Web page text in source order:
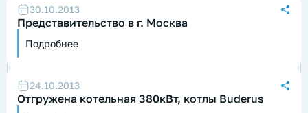
30.10.2013
Представительство в г. Москва
Подробнее
24.10.2013
Отгружена котельная 380кВт, котлы Buderus